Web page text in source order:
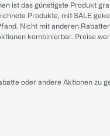
ist das günstigste Produkt
Produkte, mit SALE
Nicht mit anderen
kombinierbar. Preise
oder andere Aktionen